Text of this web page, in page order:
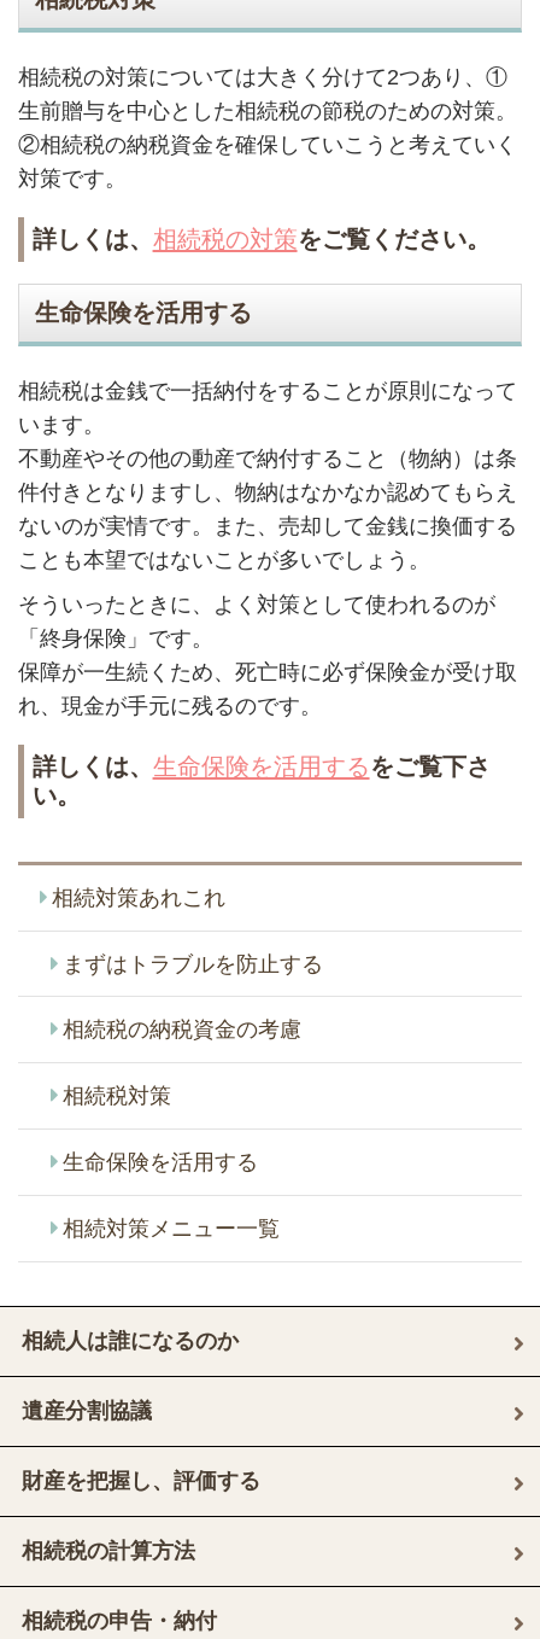
相続税の対策については大きく分けて2つあり、①
生前贈与を中心とした相続税の節税のための対策。
②相続税の納税資金を確保していこうと考えていく
対策です。
詳しくは、 相続税の対策をご覧ください。
生命保険を活用する
相続税は金銭で一括納付をすることが原則になって
います。
不動産やその他の動産で納付すること（物納）は条
件付きとなりますし、物納はなかなか認めてもらえ
ないのが実情です。また、売却して金銭に換価する
ことも本望ではないことが多いでしょう。
そういったときに、よく対策として使われるのが
「終身保険」です。
保障が一生続くため、死亡時に必ず保険金が受け取
れ、現金が手元に残るのです。
詳しくは、 生命保険を活用するをご覧下さ
い。
相続対策あれこれ
まずはトラブルを防止する
相続税の納税資金の考慮
相続税対策
生命保険を活用する
相続対策メニュー一覧
相続人は誰になるのか
遺産分割協議
財産を把握し、評価する
相続税の計算方法
相続税の申告・納付